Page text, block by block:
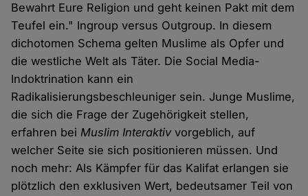
Bewahrt Eure Religion und geht keinen Pakt mit dem
Teufel ein." Ingroup versus Outgroup. In diesem
dichotomen Schema gelten Muslime als Opfer und
die westliche Welt als Täter. Die Social Media-
Indoktrination kann ein
Radikalisierungsbeschleuniger sein. Junge Muslime,
die sich die Frage der Zugehörigkeit stellen,
erfahren beiMuslim Interaktivvorgeblich, auf
welcher Seite sie sich positionieren müssen. Und
noch mehr: Als Kämpfer für das Kalifat erlangen sie
plötzlich den exklusiven Wert, bedeutsamer Teil von